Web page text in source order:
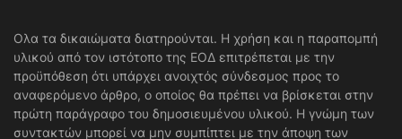
Ολα τα δικαιώματα διατηρούνται. Η χρήση και η παραπομπή
υλικού από τον ιστότοπο της ΕΟΔ επιτρέπεται με την
προϋπόθεση ότι υπάρχει ανοιχτός σύνδεσμος προς το
αναφερόμενο άρθρο, ο οποίος θα πρέπει να βρίσκεται στην
πρώτη παράγραφο του δημοσιευμένου υλικού. Η γνώμη των
συντακτών μπορεί να μην συμπίπτει με την άποψη των